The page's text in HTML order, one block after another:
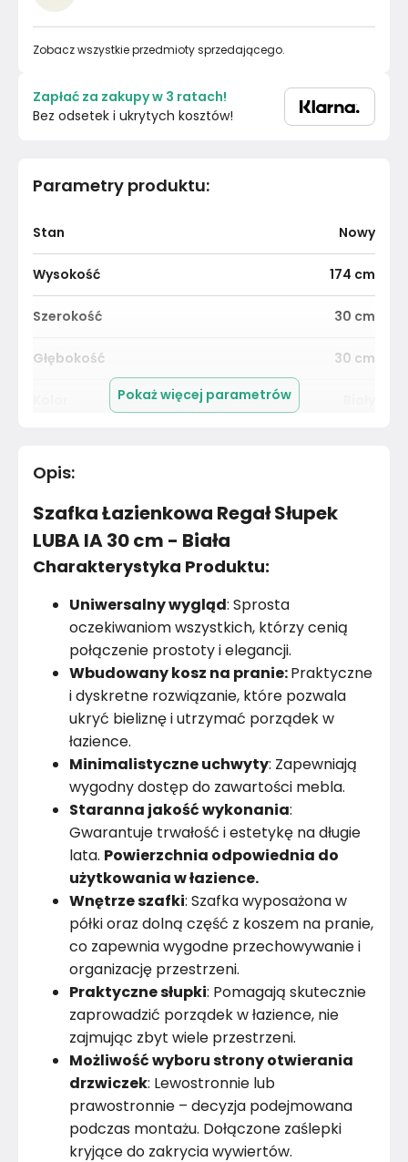
Parametry produktu:
Stan Nowy
Wysokość 174 cm
Szerokość 30 cm
Głębokość 30 cm
Kolekcja
Kolor Korpusu
Liczba drzwi
Rodzaj drzwi
Dopuszczalne obciążenie półki
Wykończenie frontów
Liczba wnęk zamykanych
Uchwyty
Konstrukcja frontów Płyta wiórowa
Wykończenie półek Płyta wiórowa
Konstrukcja półki Płyta wiórowa
Wykończenie korpusu Płyta wiórowa
Liczba wnęk otwartych
Konstrukcja blatu Płyta wiórowa
Konstrukcja korpusu Płyta wiórowa
Materiał
Pokaż więcej parametrów
Opis:
Szafka Łazienkowa Regał Słupek
LUBA IA 30 cm - Biała
Charakterystyka Produktu:
Uniwersalny wygląd: Sprosta
oczekiwaniom wszystkich, którzy cenią
połączenie prostoty i elegancji.
Wbudowany kosz na pranie:Praktyczne
i dyskretne rozwiązanie, które pozwala
ukryć bieliznę i utrzymać porządek w
łazience.
Minimalistyczne uchwyty: Zapewniają
wygodny dostęp do zawartości mebla.
Staranna jakość wykonania:
Gwarantuje trwałość i estetykę na długie
lata. Powierzchnia odpowiednia do
użytkowania w łazience.
Wnętrze szafki: Szafka wyposażona w
półki oraz dolną część z koszem na pranie,
co zapewnia wygodne przechowywanie i
organizację przestrzeni.
Praktyczne słupki: Pomagają skutecznie
zaprowadzić porządek w łazience, nie
zajmując zbyt wiele przestrzeni.
Możliwość wyboru strony otwierania
drzwiczek: Lewostronnie lub
prawostronnie – decyzja podejmowana
podczas montażu. Dołączone zaślepki
kryjące do zakrycia wywiertów.
Zobacz wszystkie przedmioty sprzedającego.
Zapłać za zakupy w 3 ratach!
Bez odsetek i ukrytych kosztów!